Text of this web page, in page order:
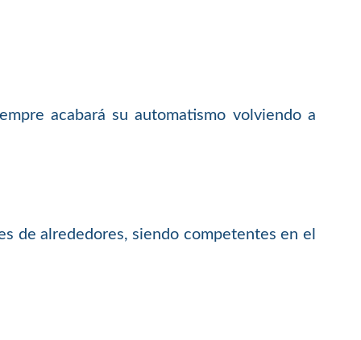
acabará su automatismo volviendo a
de alrededores, siendo competentes en el